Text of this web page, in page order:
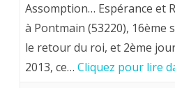
la
Blanche
Assomption… Espérance et
à Pontmain (53220), 16ème
le retour du roi, et 2ème
2013, ce… Cliquez pour lire